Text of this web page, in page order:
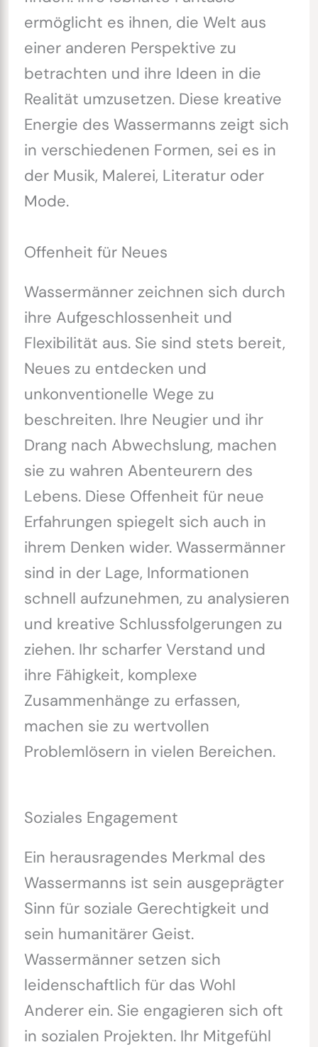
ermöglicht es ihnen, die Welt aus
einer anderen Perspektive zu
betrachten und ihre Ideen in die
Realität umzusetzen. Diese kreative
Energie des Wassermanns zeigt sich
in verschiedenen Formen, sei es in
der Musik, Malerei, Literatur oder
Mode.
Offenheit für Neues
Wassermänner zeichnen sich durch
ihre Aufgeschlossenheit und
Flexibilität aus. Sie sind stets bereit,
Neues zu entdecken und
unkonventionelle Wege zu
beschreiten. Ihre Neugier und ihr
Drang nach Abwechslung, machen
sie zu wahren Abenteurern des
Lebens. Diese Offenheit für neue
Erfahrungen spiegelt sich auch in
ihrem Denken wider. Wassermänner
sind in der Lage, Informationen
schnell aufzunehmen, zu analysieren
und kreative Schlussfolgerungen zu
ziehen. Ihr scharfer Verstand und
ihre Fähigkeit, komplexe
Zusammenhänge zu erfassen,
machen sie zu wertvollen
Problemlösern in vielen Bereichen.
Soziales Engagement
Ein herausragendes Merkmal des
Wassermanns ist sein ausgeprägter
Sinn für soziale Gerechtigkeit und
sein humanitärer Geist.
Wassermänner setzen sich
leidenschaftlich für das Wohl
Anderer ein. Sie engagieren sich oft
in sozialen Projekten. Ihr Mitgefühl